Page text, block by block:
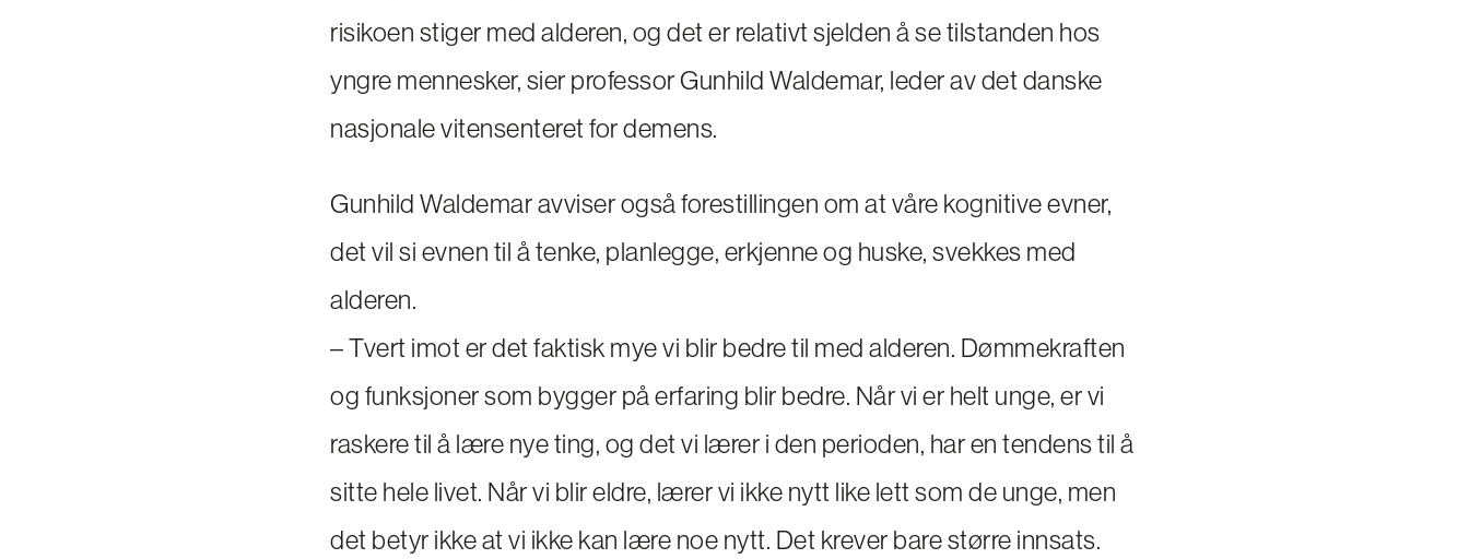
risikoen stiger med alderen, og det er relativt sjelden å se tilstanden hos
yngre mennesker, sier professor Gunhild Waldemar, leder av det danske
nasjonale vitensenteret for demens.
Gunhild Waldemar avviser også forestillingen om at våre kognitive evner,
det vil si evnen til å tenke, planlegge, erkjenne og huske, svekkes med
alderen.
– Tvert imot er det faktisk mye vi blir bedre til med alderen. Dømmekraften
og funksjoner som bygger på erfaring blir bedre. Når vi er helt unge, er vi
raskere til å lære nye ting, og det vi lærer i den perioden, har en tendens til å
sitte hele livet. Når vi blir eldre, lærer vi ikke nytt like lett som de unge, men
det betyr ikke at vi ikke kan lære noe nytt. Det krever bare større innsats.